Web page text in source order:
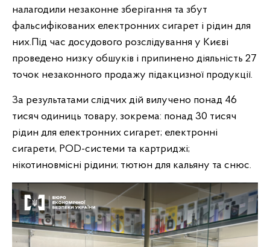
налагодили незаконне зберігання та збут
фальсифікованих електронних сигарет і рідин для
них.Під час досудового розслідування у Києві
проведено низку обшуків і припинено діяльність 27
точок незаконного продажу підакцизної продукції.
За результатами слідчих дій вилучено понад 46
тисяч одиниць товару, зокрема: понад 30 тисяч
рідин для електронних сигарет; електронні
сигарети, POD-системи та картриджі;
нікотиновмісні рідини; тютюн для кальяну та снюс.